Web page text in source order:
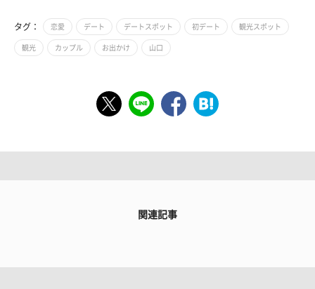
タグ： 恋愛 デート デートスポット 初デート 観光スポット
観光 カップル お出かけ 山口
関連記事